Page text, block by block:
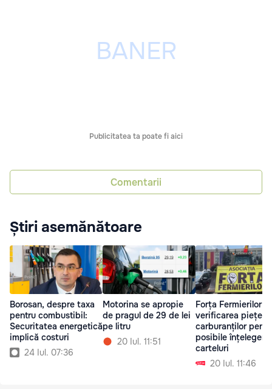
Publicitatea ta poate fi aici
Comentarii
Știri asemănătoare
Borosan, despre taxa
pentru combustibil:
Securitatea energetică
implică costuri
24 Iul. 07:36
Motorina se apropie
de pragul de 29 de lei
pe litru
20 Iul. 11:51
Forța Fermierilor
verificarea pieței
carburanților
posibile înțelegeri
carteluri
20 Iul. 11:46